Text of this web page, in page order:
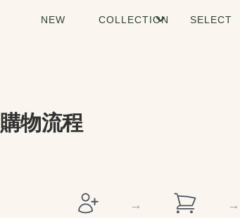
NEW COLLECTION SELECT
購物流程
→ →